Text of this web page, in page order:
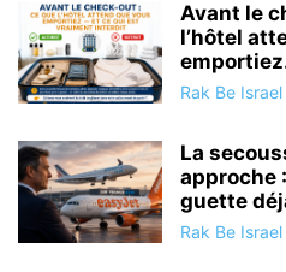
Avant le
l’hôtel
Rak Be Israel
La
approche
guette
Rak Be Israel